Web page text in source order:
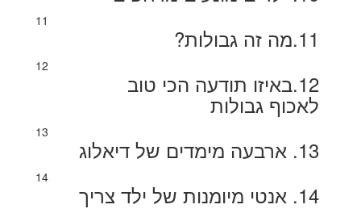
11
11.מה זה גבולות?
12
12.באיזו תודעה הכי טוב
לאכוף גבולות
13
13. ארבעה מימדים של דיאלוג
14
14. אנטי מיומנות של ילד צריך